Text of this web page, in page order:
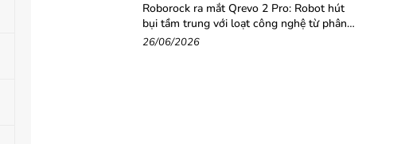
Roborock ra mắt Qrevo 2 Pro: Robot hút
bụi tầm trung với loạt công nghệ từ phân
khúc cao cấp
26/06/2026